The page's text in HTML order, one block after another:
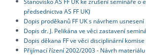
předsednictva AS FF UK)
Dopis proděkanů FF UK s návrhem usnesení
Dopis dr. J. Pelikána ve věci zastavení
Dopis děkana FF ve věci disciplinární komise
Přijímací řízení 2002/2003 - Návrh